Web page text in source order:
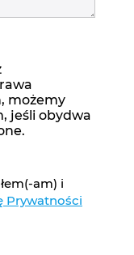
możemy
jeśli obydwa
am) i
Prywatności